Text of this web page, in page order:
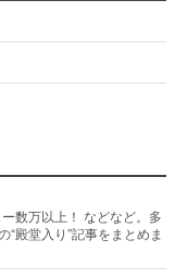
数万以上！ などなど。多
“殿堂入り”記事をまとめま